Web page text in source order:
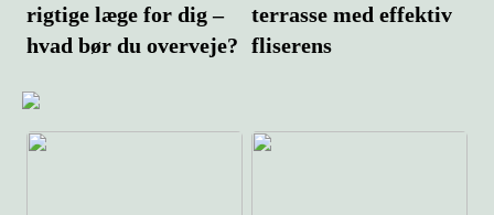
rigtige læge for dig –
hvad bør du overveje?
terrasse med effektiv
fliserens